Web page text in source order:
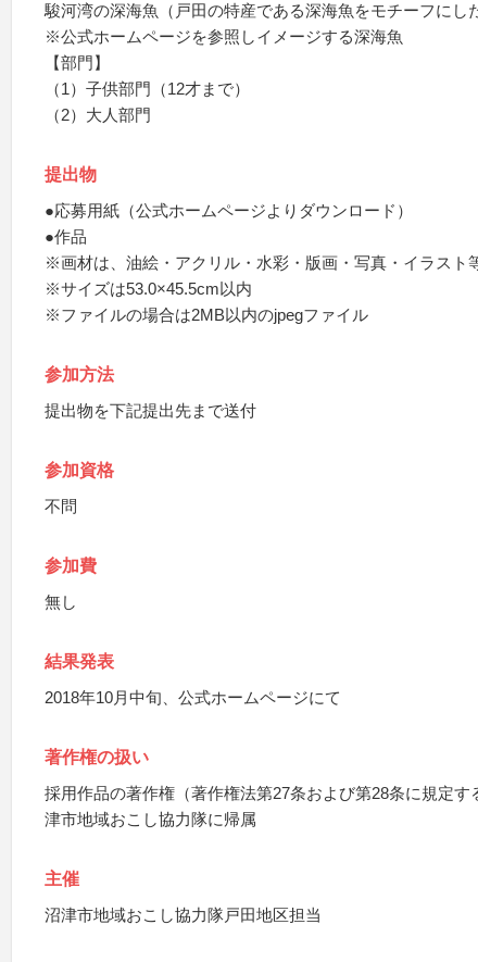
駿河湾の深海魚（戸田の特産である深海魚をモチーフにし
※公式ホームページを参照しイメージする深海魚
【部門】
（1）子供部門（12才まで）
（2）大人部門
提出物
●応募用紙（公式ホームページよりダウンロード）
●作品
※画材は、油絵・アクリル・水彩・版画・写真・イラスト
※サイズは53.0×45.5cm以内
※ファイルの場合は2MB以内のjpegファイル
参加方法
提出物を下記提出先まで送付
参加資格
不問
参加費
無し
結果発表
2018年10月中旬、公式ホームページにて
著作権の扱い
採用作品の著作権（著作権法第27条および第28条に規定す
津市地域おこし協力隊に帰属
主催
沼津市地域おこし協力隊戸田地区担当